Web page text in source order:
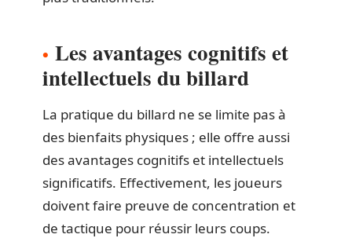
Les avantages cognitifs et
intellectuels du billard
La pratique du billard ne se limite pas à
des bienfaits physiques ; elle offre aussi
des avantages cognitifs et intellectuels
significatifs. Effectivement, les joueurs
doivent faire preuve de concentration et
de tactique pour réussir leurs coups.